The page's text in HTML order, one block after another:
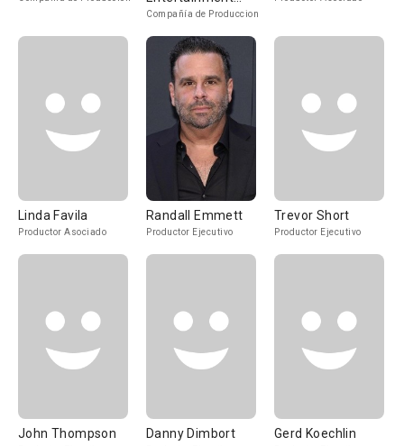
GmbH
Compañía de Produccion
Linda Favila
Productor Asociado
Randall Emmett
Productor Ejecutivo
Trevor Short
Productor Ejecutivo
John Thompson Danny Dimbort Gerd Koechlin